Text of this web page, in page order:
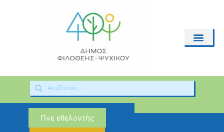
Γίνε εθελοντής